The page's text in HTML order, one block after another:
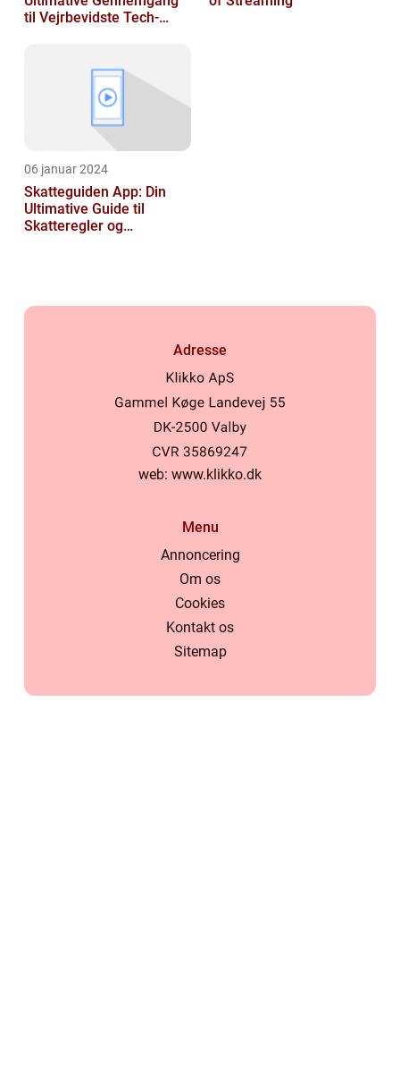
til Vejrbevidste Tech-
06 januar 2024
Skatteguiden App: Din
Ultimative Guide til
Skatteregler og
Adresse
web: www.klikko.dk
Menu
Annoncering
Om os
Cookies
Kontakt os
Sitemap